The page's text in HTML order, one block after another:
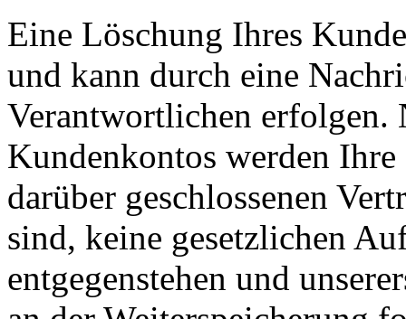
Eine Löschung Ihres
und kann durch eine
Verantwortlichen erfolgen.
Kundenkontos werden
darüber geschlossenen
sind, keine gesetzlichen
entgegenstehen und